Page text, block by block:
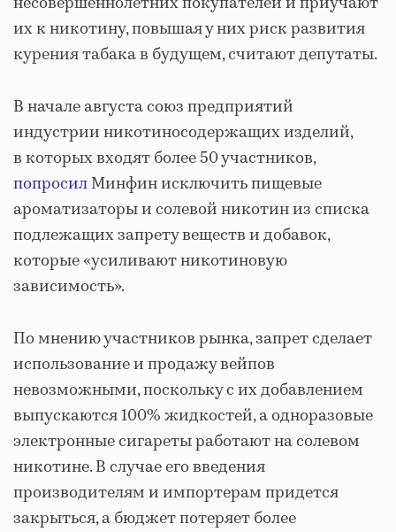
их к никотину, повышая у них риск развития
курения табака в будущем, считают депутаты.
В начале августа союз предприятий
индустрии никотиносодержащих изделий,
в которых входят более 50 участников,
попросилМинфин исключить пищевые
ароматизаторы и солевой никотин из списка
подлежащих запрету веществ и добавок,
которые «усиливают никотиновую
зависимость».
По мнению участников рынка, запрет сделает
использование и продажу вейпов
невозможными, поскольку с их добавлением
выпускаются 100% жидкостей, а одноразовые
электронные сигареты работают на солевом
никотине. В случае его введения
производителям и импортерам придется
закрыться, а бюджет потеряет более